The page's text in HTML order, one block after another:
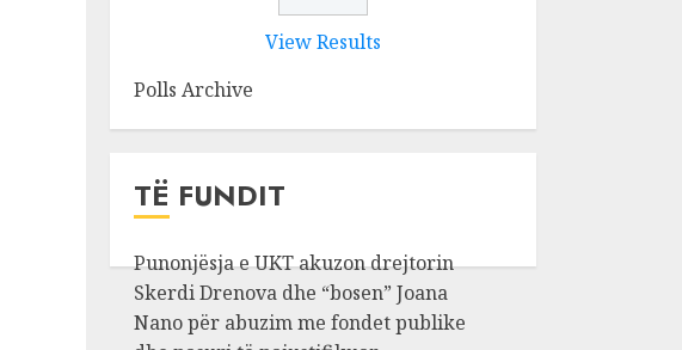
View Results
Polls Archive
TË FUNDIT
Punonjësja e UKT akuzon drejtorin
Skerdi Drenova dhe “bosen” Joana
Nano për abuzim me fondet publike